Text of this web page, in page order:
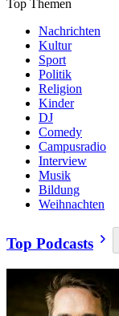
Top Themen
Nachrichten
Kultur
Sport
Politik
Religion
Kinder
DJ
Comedy
Campusradio
Interview
Musik
Bildung
Weihnachten
Top Podcasts